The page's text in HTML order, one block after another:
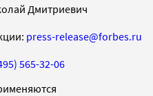
Дмитриевич
press-release@forbes.ru
565-32-06